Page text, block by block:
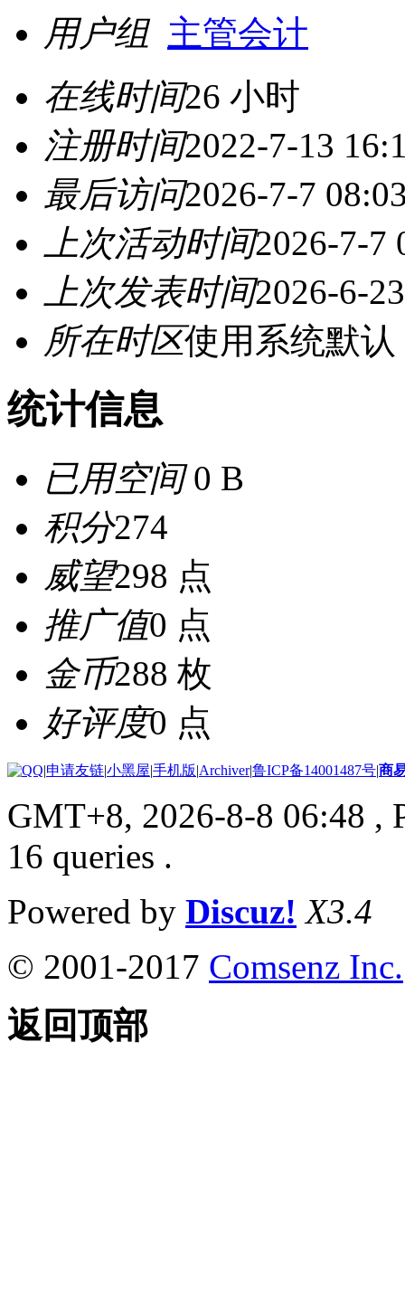
用户组 主管会计
在线时间26 小时
注册时间2022-7-13
最后访问2026-7-7
上次活动时间2026-7-7
上次发表时间2026-6-
所在时区使用系统默认
统计信息
已用空间0 B
积分274
威望298 点
推广值0 点
金币288 枚
好评度0 点
|申请友链|小黑屋|手机版|Archiver|鲁ICP备14001487号|商
GMT+8, 2026-8-8 06:48 ,
16 queries .
Powered by Discuz! X3.4
© 2001-2017 Comsenz Inc.
返回顶部